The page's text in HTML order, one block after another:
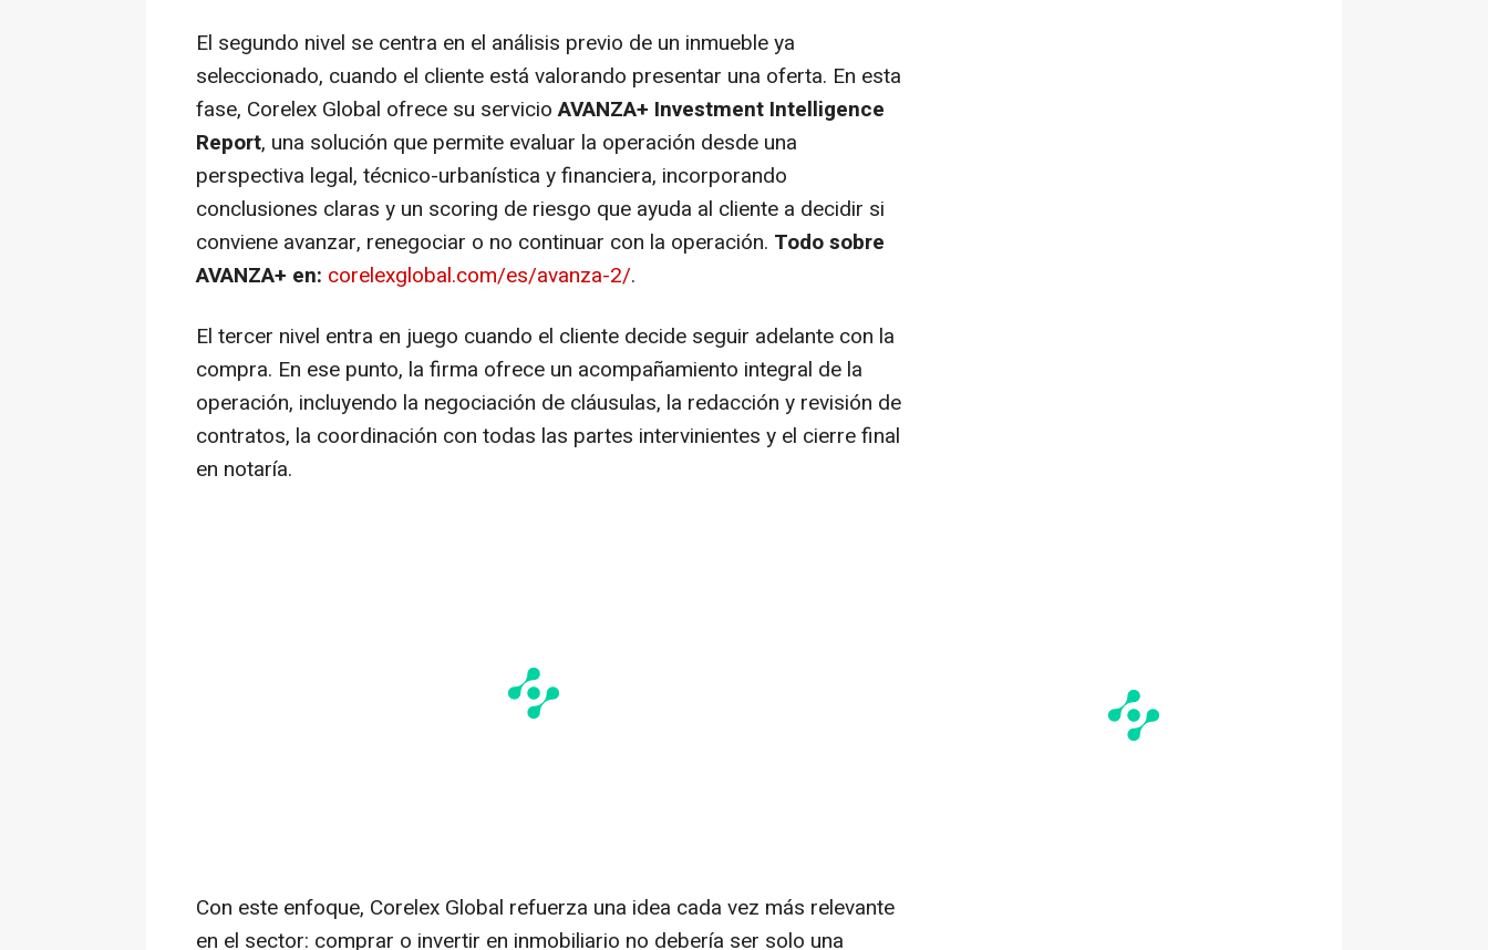
El segundo nivel se centra en el análisis previo de un inmueble ya
seleccionado, cuando el cliente está valorando presentar una oferta. En esta
fase, Corelex Global ofrece su servicioAVANZA+ Investment Intelligence
Report, una solución que permite evaluar la operación desde una
perspectiva legal, técnico-urbanística y financiera, incorporando
conclusiones claras y un scoring de riesgo que ayuda al cliente a decidir si
conviene avanzar, renegociar o no continuar con la operación. Todo sobre
AVANZA+ en: corelexglobal.com/es/avanza-2/.
El tercer nivel entra en juego cuando el cliente decide seguir adelante con la
compra. En ese punto, la firma ofrece un acompañamiento integral de la
operación, incluyendo la negociación de cláusulas, la redacción y revisión de
contratos, la coordinación con todas las partes intervinientes y el cierre final
en notaría.
Con este enfoque, Corelex Global refuerza una idea cada vez más relevante
en el sector: comprar o invertir en inmobiliario no debería ser solo una